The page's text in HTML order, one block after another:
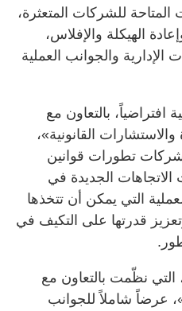
للشركات المتعثرة،
الهيكلة والإفلاس،
والجوانب العملية
افتراضياً، بالتعاون مع
القانونية»،
تطورات قوانين
الجديدة في
التي يمكن أن تتخذها
قدرتها على التكيف في
التي نظّمت بالتعاون مع
عرضاً شاملاً للجوانب